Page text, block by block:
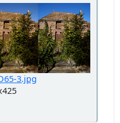
3.jpg